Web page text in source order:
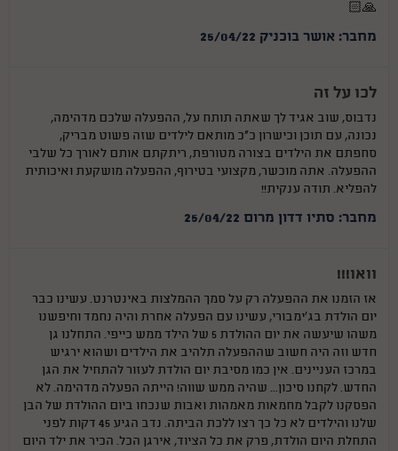
🙏🏻
מחבר: אושר בוכניק 25/04/22
לכו על זה
נדבוס, שוב אגיד לך שאתה תותח על, ההפעלה שלכם מדהימה,
נכונה, עם תוכן וכישרון כ״כ מותאם לילדים שזה פשוט מבריק,
סחפתם את הילדים בצורה מטורפת, ריתקתם אותם לאורך כל שלבי
ההפעלה. אתה מוכשר, מקצועי בטירוף, ההפעלה מושקעת ואיכותית
להפליא. תודה ענקית!!
מחבר: סתיו דדון מרום 25/04/22
וואו!!!
אז הזמנו את ההפעלה רק על סמך ההמלצות באינטרנט. עשינו כבר
יום הולדת בג'ימבורי, עשינו עם הפעלה אחרת והיה נחמד וחיפשנו
משהו שיעשה את יום ההולדת 5 של הילד ממש כייפי. התחלנו גן
חדש וזה היה חשוב שההפעלה תלהיב את הילדים ושהוא ירגיש
במרכז העניינים. אין כמו מסיבת יום הולדת לעזור להתחיל את הגן
החדש. לקחנו סיכון... שהיה ממש שווה! הייתה הפעלה מדהימה. לא
הפסקנו לקבל מחמאות מאמהות ואבות שנכחו ביום ההולדת של הבן
שלנו והילדים לא כל כך רצו ללכת הביתה. נדב הגיע 45 דקות לפני
התחלת היום הולדת, פרק את כל הציוד, אירגן הכל. הכיר את ילד היום